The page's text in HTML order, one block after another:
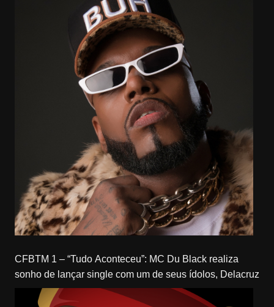
CFBTM 1 – “Tudo Aconteceu”: MC Du Black realiza
sonho de lançar single com um de seus ídolos, Delacruz